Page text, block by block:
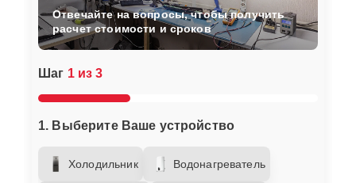
Шаг 1 из 3
1. Выберите Ваше устройство
Холодильник Водонагреватель
Отвечайте на вопросы, чтобы получить
расчет стоимости и сроков